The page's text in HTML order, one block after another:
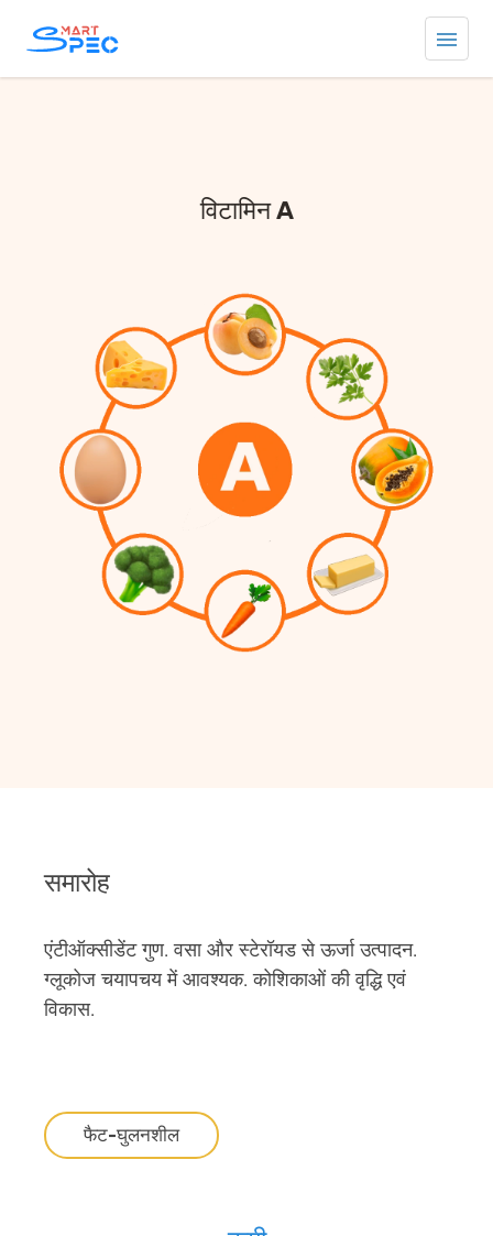
विटामिन A
समारोह
एंटीऑक्सीडेंट गुण. वसा और स्टेरॉयड से ऊर्जा उत्पादन.
ग्लूकोज चयापचय में आवश्यक. कोशिकाओं की वृद्धि एवं
विकास.
फैट-घुलनशील